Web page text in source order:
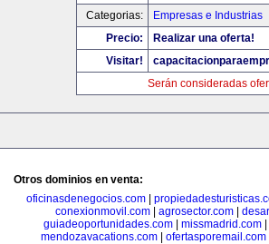
Categorias:
Empresas e Industrias
Precio:
Realizar una oferta!
Visitar!
Serán consideradas
Otros dominios en venta:
oficinasdenegocios.com
conexionmovil.com
agrosector.com
guiadeoportunidades.com| missmadrid.com|
mendozavacations.com
ofertasporemail.com